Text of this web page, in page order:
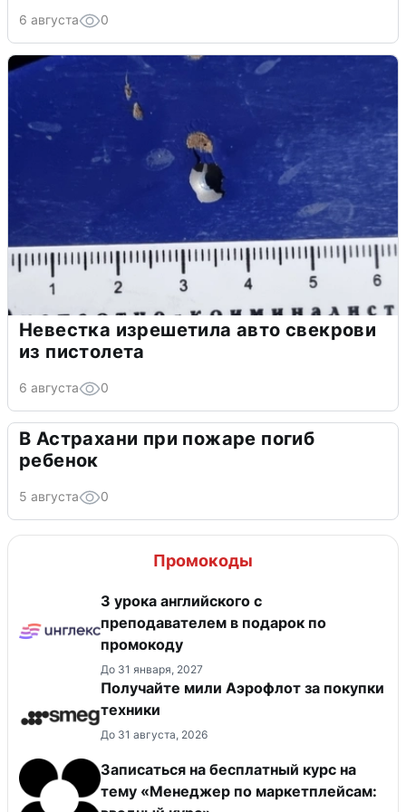
6 августа 0
Невестка изрешетила авто свекрови
из пистолета
6 августа 0
В Астрахани при пожаре погиб
ребенок
5 августа 0
Промокоды
3 урока английского с
преподавателем в подарок по
промокоду
До 31 января, 2027
Получайте мили Аэрофлот за покупки
техники
До 31 августа, 2026
Записаться на бесплатный курс на
тему «Менеджер по маркетплейсам: